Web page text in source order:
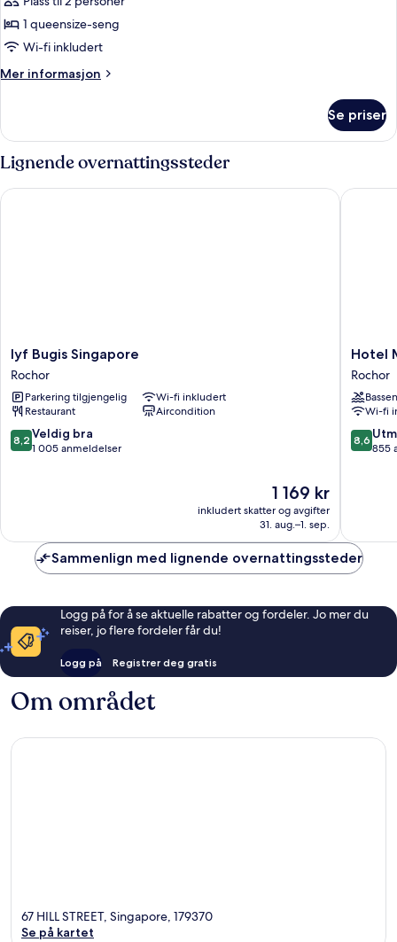
(Lyf
Style)
1 queensize-seng
Wi-fi inkludert
Mer informasjon
Mer
(Lyf
Style)
Se priser
Lignende overnattingssteder
lyf
Bugis
Singapore
Rochor
lyf Bugis Singapore
Rochor
Parkering tilgjengelig
Wi-fi inkludert
Restaurant
Aircondition
8.2
av
8,2 Veldig bra
1 005 anmeldelser
Prisen
1 169 kr
1 169 kr
inkludert skatter og avgifter
31. aug.–1. sep.
lyf Bugis Singapore
Hotel
Mi
Rochor
Rochor
Hotel
Rochor
Wi-fi
8.6
av
8,6
855
Hotel
Sammenlign med lignende overnattingssteder
Logg på for å se aktuelle rabatter og fordeler. Jo mer du
reiser, jo flere fordeler får du!
Logg på Registrer deg gratis
Om området
67 HILL STREET, Singapore, 179370
Se på kartet